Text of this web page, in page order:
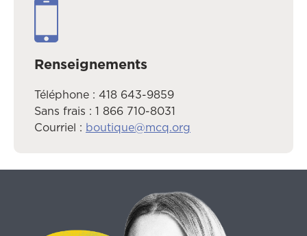
Renseignements
Téléphone : 418 643-9859
Sans frais : 1 866 710-8031
Courriel : boutique@mcq.org